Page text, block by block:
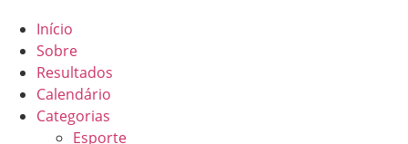
Início
Sobre
Resultados
Calendário
Categorias
Esporte